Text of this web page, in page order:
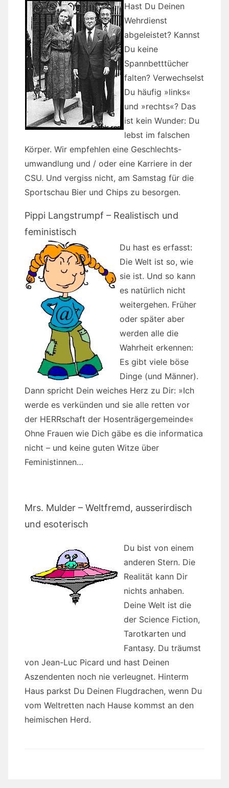
Hast Du Deinen
Wehrdienst
abgeleistet? Kannst
Du keine
Spannbetttücher
falten? Verwechselst
Du häufig »links«
und »rechts«? Das
ist kein Wunder: Du
lebst im falschen
Körper. Wir empfehlen eine Geschlechts-
umwandlung und / oder eine Karriere in der
CSU. Und vergiss nicht, am Samstag für die
Sportschau Bier und Chips zu besorgen.
Pippi Langstrumpf – Realistisch und
feministisch
Du hast es erfasst:
Die Welt ist so, wie
sie ist. Und so kann
es natürlich nicht
weitergehen. Früher
oder später aber
werden alle die
Wahrheit erkennen:
Es gibt viele böse
Dinge (und Männer).
Dann spricht Dein weiches Herz zu Dir: »Ich
werde es verkünden und sie alle retten vor
der HERRschaft der Hosenträgergemeinde«
Ohne Frauen wie Dich gäbe es die informatica
nicht – und keine guten Witze über
Feministinnen…
Mrs. Mulder – Weltfremd, ausserirdisch
und esoterisch
Du bist von einem
anderen Stern. Die
Realität kann Dir
nichts anhaben.
Deine Welt ist die
der Science Fiction,
Tarotkarten und
Fantasy. Du träumst
von Jean-Luc Picard und hast Deinen
Aszendenten noch nie verleugnet. Hinterm
Haus parkst Du Deinen Flugdrachen, wenn Du
vom Weltretten nach Hause kommst an den
heimischen Herd.